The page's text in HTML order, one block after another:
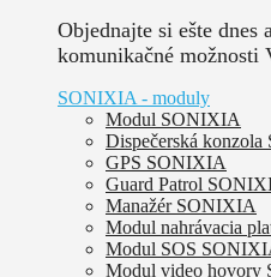
Objednajte si ešte dnes
komunikačné možnosti
SONIXIA - moduly
Modul SONIXIA
Dispečerská
GPS SONIXIA
Guard Patrol
Manažér SONIXIA
Modul nahrávacia
Modul SOS
Modul video hovory